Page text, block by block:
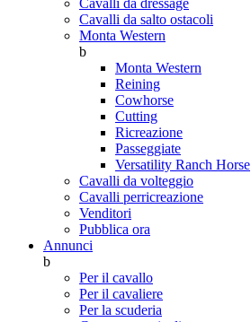
Cavalli da dressage
Cavalli da salto ostacoli
Monta Western
b
Monta Western
Reining
Cowhorse
Cutting
Ricreazione
Passeggiate
Versatility Ranch Horse
Cavalli da volteggio
Cavalli perricreazione
Venditori
Pubblica ora
Annunci
b
Per il cavallo
Per il cavaliere
Per la scuderia